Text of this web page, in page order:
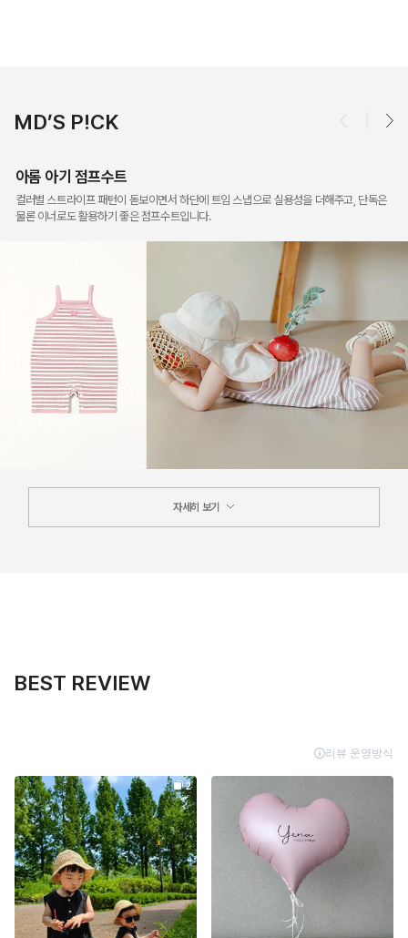
MD’S P!CK
아롬 아기 점프수트
컬러별 스트라이프 패턴이 돋보이면서 하단에 트임 스냅으로 실용성을 더해주고, 단독은
물론 이너로도 활용하기 좋은 점프수트입니다.
자세히 보기
BEST REVIEW